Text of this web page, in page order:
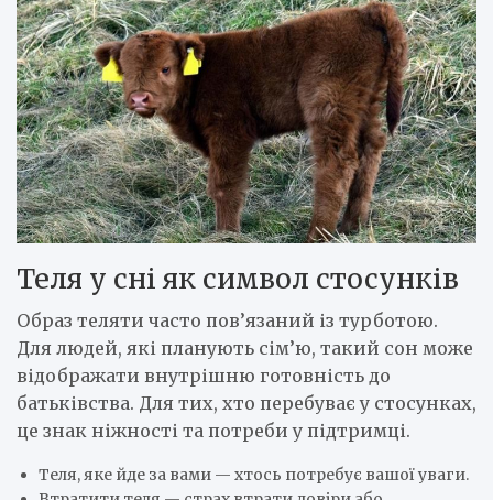
Теля у сні як символ стосунків
Образ теляти часто пов’язаний із турботою.
Для людей, які планують сім’ю, такий сон може
відображати внутрішню готовність до
батьківства. Для тих, хто перебуває у стосунках,
це знак ніжності та потреби у підтримці.
Теля, яке йде за вами — хтось потребує вашої уваги.